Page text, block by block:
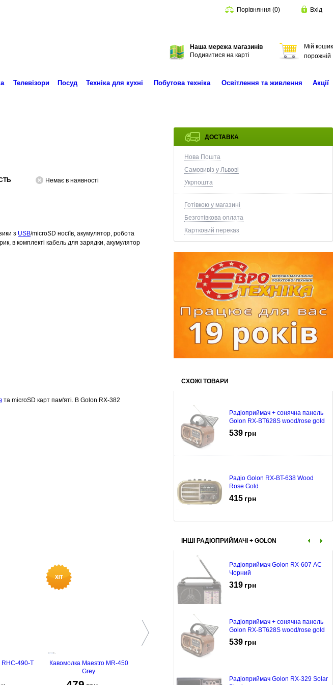
Порівняння (0) Вхід
Наша мережа магазинів
Подивитися на карті
Мій кошик
порожній
Телевізори Посуд Техніка для кухні Побутова техніка Освітлення та живлення Акції
ДОСТАВКА
Нова Пошта
Самовивіз у Львові
Укрпошта
Готівкою у магазині
Безготівкова оплата
Картковий переказ
СХОЖІ ТОВАРИ
Радіоприймач + сонячна панель
Golon RX-BT628S wood/rose gold
539 грн
Радіо Golon RX-BT-638 Wood
Rose Gold
415 грн
ІНШІ РАДІОПРИЙМАЧІ + GOLON
Радіоприймач Golon RX-607 AC
Чорний
319 грн
Радіоприймач + сонячна панель
Golon RX-BT628S wood/rose gold
539 грн
Радіоприймач Golon RX-329 Solar
Немає в наявності
з USB/microSD носіїв, акумулятор, робота
в комплекті кабель для зарядки, акумулятор
та microSD карт пам'яті. В Golon RX-382
RHC-490-T
Кавомолка Maestro MR-450
Grey